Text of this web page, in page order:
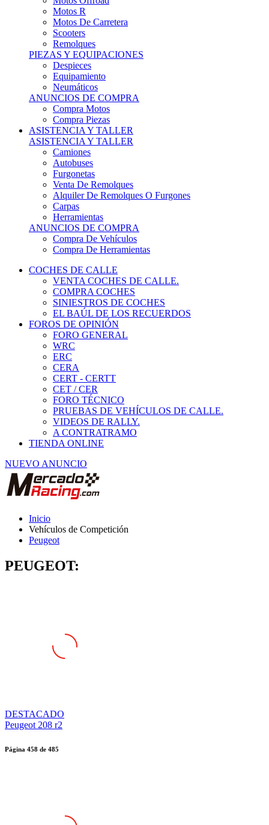
Motos R
Motos De Carretera
Scooters
Remolques
PIEZAS Y EQUIPACIONES
Despieces
Equipamiento
Neumáticos
ANUNCIOS DE COMPRA
Compra Motos
Compra Piezas
ASISTENCIA Y TALLER
ASISTENCIA Y TALLER
Camiones
Autobuses
Furgonetas
Venta De Remolques
Alquiler De Remolques O Furgones
Carpas
Herramientas
ANUNCIOS DE COMPRA
Compra De Vehículos
Compra De Herramientas
COCHES DE CALLE
VENTA COCHES DE CALLE.
COMPRA COCHES
SINIESTROS DE COCHES
EL BAÚL DE LOS RECUERDOS
FOROS DE OPINIÓN
FORO GENERAL
WRC
ERC
CERA
CERT - CERTT
CET / CER
FORO TÉCNICO
PRUEBAS DE VEHÍCULOS DE CALLE.
VIDEOS DE RALLY.
A CONTRATRAMO
TIENDA ONLINE
NUEVO ANUNCIO
Inicio
Vehículos de Competición
Peugeot
PEUGEOT:
DESTACADO
Peugeot 208 r2
Página 458 de 485